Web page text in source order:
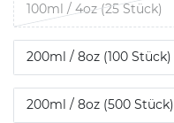
100ml / 4oz (25 Stück)
200ml / 8oz (100 Stück)
200ml / 8oz (500 Stück)